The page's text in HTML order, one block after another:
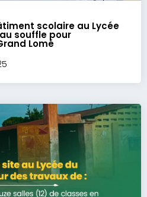
scolaire au Lycée
souffle pour
Lomé